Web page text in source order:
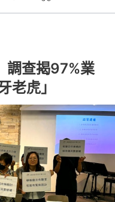
查揭97%業
虎」